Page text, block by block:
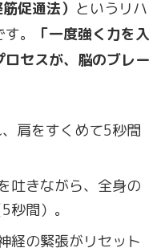
促通法） というリハ
。
「一度強く力を入
セスが、脳のブレー
肩をすくめて5秒間
吐きながら、全身の
間）。
経の緊張がリセット